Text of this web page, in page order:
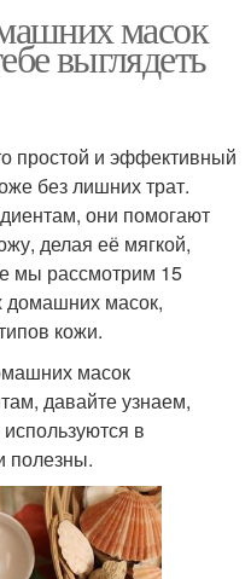
масок
выглядеть
простой и эффективный
без лишних трат.
они помогают
делая её мягкой,
мы рассмотрим 15
масок,
кожи.
масок
давайте узнаем,
в
полезны.